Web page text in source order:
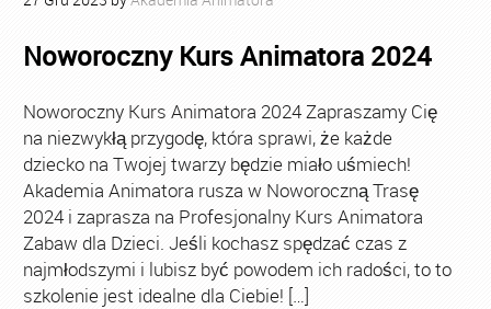
Noworoczny Kurs Animatora 2024
Noworoczny Kurs Animatora 2024 Zapraszamy Cię
na niezwykłą przygodę, która sprawi, że każde
dziecko na Twojej twarzy będzie miało uśmiech!
Akademia Animatora rusza w Noworoczną Trasę
2024 i zaprasza na Profesjonalny Kurs Animatora
Zabaw dla Dzieci. Jeśli kochasz spędzać czas z
najmłodszymi i lubisz być powodem ich radości, to to
szkolenie jest idealne dla Ciebie! […]